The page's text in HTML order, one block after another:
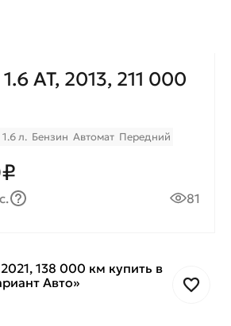
AT, 2013, 211 000
1.6 л. Бензин Автомат Передний
81